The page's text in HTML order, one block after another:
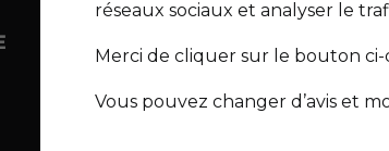
réseaux sociaux et analyser le
Merci de cliquer sur le bouton
Vous pouvez changer d’avis et